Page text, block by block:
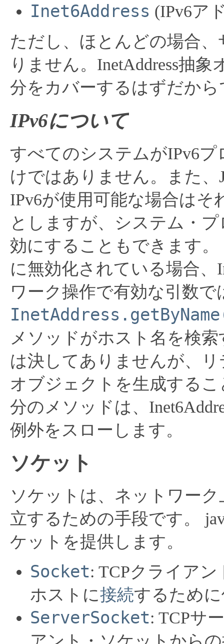
Inet6Address (IPv6ア
ただし、ほとんどの場合
りません。InetAddress抽
分をカバーするはずだから
IPv6について
すべてのシステムがIPv6
けではありません。また
IPv6が使用可能な場合は
としますが、システム・
効にすることもできます。
に無効化されている場合、
ワーク操作で有効な引数
メソッドがホスト名を検索
は決してありませんが、
オブジェクトを生成する
分のメソッドは、
例外をスローします。
ソケット
ソケットは、ネットワー
立するための手段です。
ケットを提供します。
Socket: TCPクライア
ホストに接続するため
ServerSocket: TCPサ